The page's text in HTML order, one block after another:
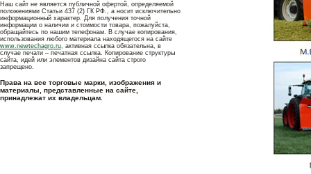
Наш сайт не является публичной офертой, определяемой
положениями Статьи 437 (2) ГК РФ., а носит исключительно
информационный характер. Для получения точной
информации о наличии и стоимости товара, пожалуйста,
обращайтесь по нашим телефонам. В случае копирования,
использования любого материала находящегося на сайте
www.newtechagro.ru, активная ссылка обязательна, в
случае печати – печатная ссылка. Копирование структуры
сайта, идей или элементов дизайна сайта строго
запрещено.
Права на все торговые марки, изображения и
материалы, представленные на сайте,
принадлежат их владельцам.